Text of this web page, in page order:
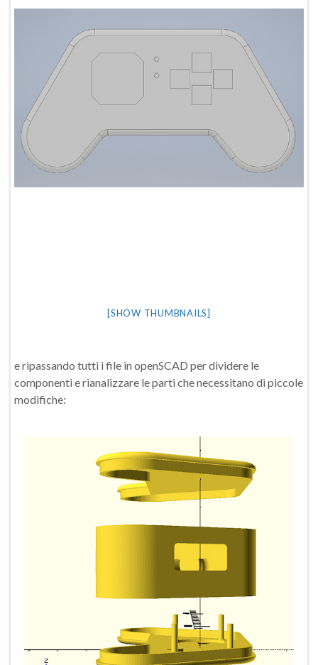
[SHOW THUMBNAILS]
e ripassando tutti i file in openSCAD per dividere le
componenti e rianalizzare le parti che necessitano di piccole
modifiche: